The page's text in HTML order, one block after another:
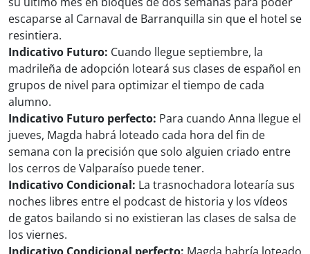
escaparse al Carnaval de Barranquilla sin que el hotel se
resintiera.
Indicativo Futuro: Cuando llegue septiembre, la
madrileña de adopción loteará sus clases de español en
grupos de nivel para optimizar el tiempo de cada
alumno.
Indicativo Futuro perfecto: Para cuando Anna llegue el
jueves, Magda habrá loteado cada hora del fin de
semana con la precisión que solo alguien criado entre
los cerros de Valparaíso puede tener.
Indicativo Condicional: La trasnochadora lotearía sus
noches libres entre el podcast de historia y los vídeos
de gatos bailando si no existieran las clases de salsa de
los viernes.